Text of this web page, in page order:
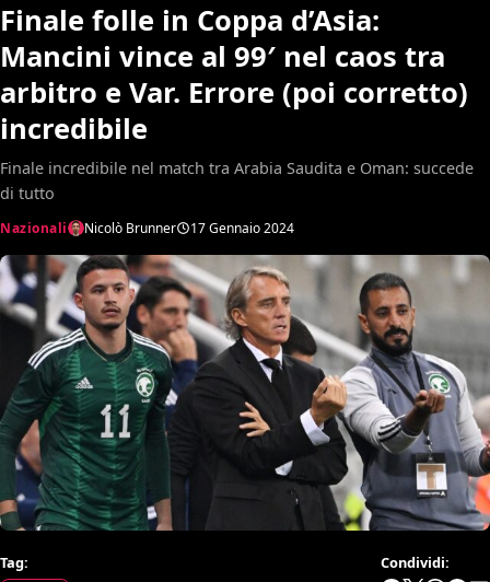
Finale folle in Coppa d’Asia:
Mancini vince al 99′ nel caos tra
arbitro e Var. Errore (poi corretto)
incredibile
Finale incredibile nel match tra Arabia Saudita e Oman: succede
di tutto
Nazionali Nicolò Brunner 17 Gennaio 2024
Tag:
Condividi: